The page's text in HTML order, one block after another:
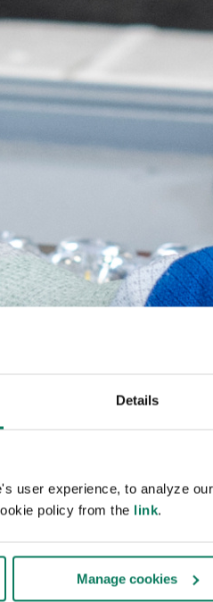
Details
user experience, to analyze
policy from the link.
Manage cookies